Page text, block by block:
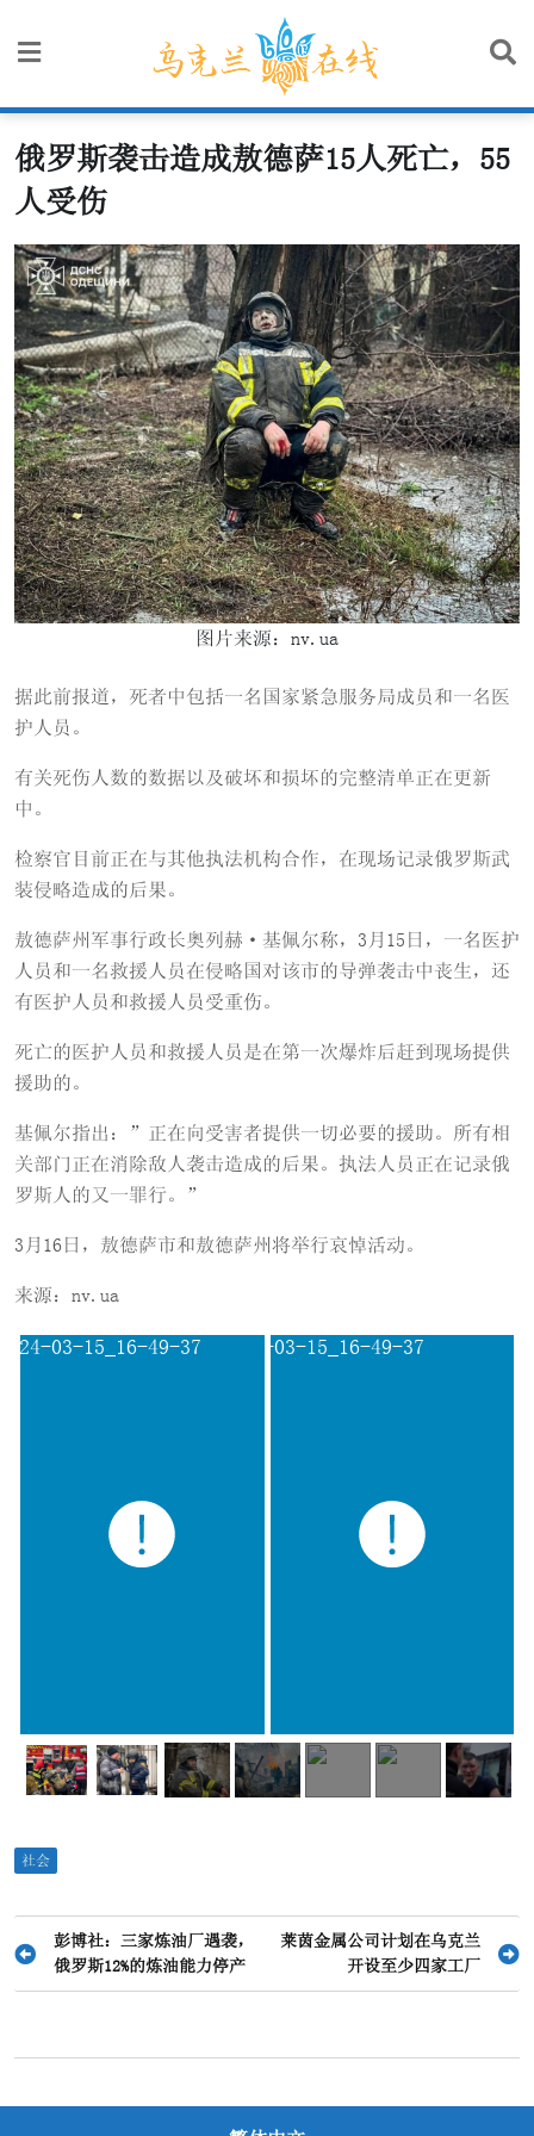
俄罗斯袭击造成敖德萨15人死亡，55
人受伤
图片来源：nv.ua
据此前报道，死者中包括一名国家紧急服务局成员和一名医
护人员。
有关死伤人数的数据以及破坏和损坏的完整清单正在更新
中。
检察官目前正在与其他执法机构合作，在现场记录俄罗斯武
装侵略造成的后果。
敖德萨州军事行政长奥列赫·基佩尔称，3月15日，一名医护
人员和一名救援人员在侵略国对该市的导弹袭击中丧生，还
有医护人员和救援人员受重伤。
死亡的医护人员和救援人员是在第一次爆炸后赶到现场提供
援助的。
基佩尔指出：”正在向受害者提供一切必要的援助。所有相
关部门正在消除敌人袭击造成的后果。执法人员正在记录俄
罗斯人的又一罪行。”
3月16日，敖德萨市和敖德萨州将举行哀悼活动。
来源：nv.ua
社会
文
航
彭博社：三家炼油厂遇袭，
俄罗斯12%的炼油能力停产
莱茵金属公司计划在乌克兰
开设至少四家工厂